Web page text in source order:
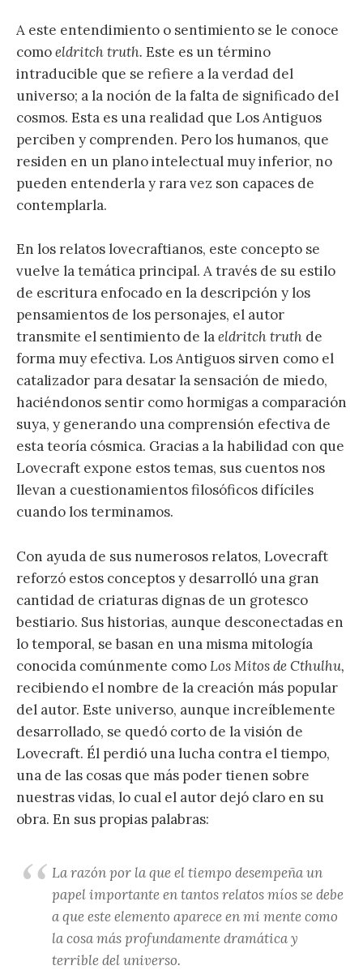
A este entendimiento o sentimiento se le conoce
comoeldritch truth. Este es un término
intraducible que se refiere a la verdad del
universo; a la noción de la falta de significado del
cosmos. Esta es una realidad que Los Antiguos
perciben y comprenden. Pero los humanos, que
residen en un plano intelectual muy inferior, no
pueden entenderla y rara vez son capaces de
contemplarla.
En los relatos lovecraftianos, este concepto se
vuelve la temática principal. A través de su estilo
de escritura enfocado en la descripción y los
pensamientos de los personajes, el autor
transmite el sentimiento de laeldritch truth de
forma muy efectiva. Los Antiguos sirven como el
catalizador para desatar la sensación de miedo,
haciéndonos sentir como hormigas a comparación
suya, y generando una comprensión efectiva de
esta teoría cósmica. Gracias a la habilidad con que
Lovecraft expone estos temas, sus cuentos nos
llevan a cuestionamientos filosóficos difíciles
cuando los terminamos.
Con ayuda de sus numerosos relatos, Lovecraft
reforzó estos conceptos y desarrolló una gran
cantidad de criaturas dignas de un grotesco
bestiario. Sus historias, aunque desconectadas en
lo temporal, se basan en una misma mitología
conocida comúnmente comoLos Mitos de Cthulhu,
recibiendo el nombre de la creación más popular
del autor. Este universo, aunque increíblemente
desarrollado, se quedó corto de la visión de
Lovecraft. Él perdió una lucha contra el tiempo,
una de las cosas que más poder tienen sobre
nuestras vidas, lo cual el autor dejó claro en su
obra. En sus propias palabras:
La razón por la que el tiempo desempeña un
papel importante en tantos relatos míos se debe
a que este elemento aparece en mi mente como
la cosa más profundamente dramática y
terrible del universo.